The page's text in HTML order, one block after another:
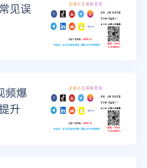
见误
频爆
升